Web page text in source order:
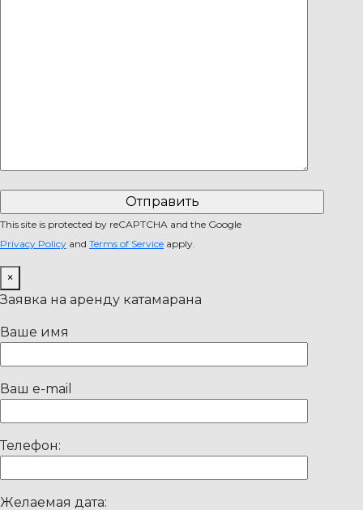
This site is protected by reCAPTCHA and the Google
Privacy Policy and Terms of Service apply.
×
Заявка на аренду катамарана
Ваше имя
Ваш e-mail
Телефон:
Желаемая дата: